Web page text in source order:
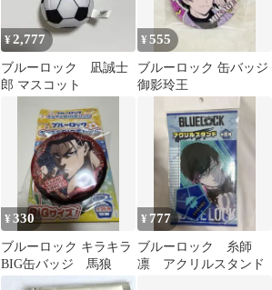
¥2,777
ブルーロック 凪誠士
郎 マスコット
¥555
ブルーロック 缶バッジ
御影玲王
¥330
ブルーロック キラキラ
BIG缶バッジ 馬狼
¥ 777
ブルーロック 糸師
凛 アクリルスタンド